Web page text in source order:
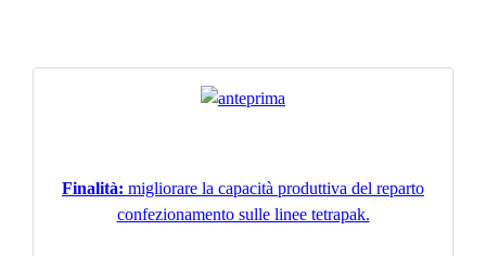
Finalità: migliorare la capacità produttiva del reparto
confezionamento sulle linee tetrapak.